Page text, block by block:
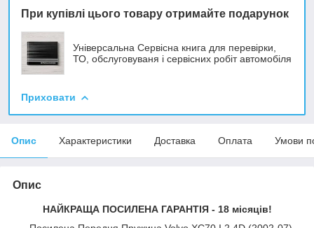
При купівлі цього товару отримайте подарунок
Універсальна Сервісна книга для перевірки,
ТО, обслуговуваня і сервісних робіт автомобіля
Приховати
Опис Характеристики Доставка Оплата Умови
Опис
НАЙКРАЩА ПОСИЛЕНА ГАРАНТІЯ - 18 місяців!